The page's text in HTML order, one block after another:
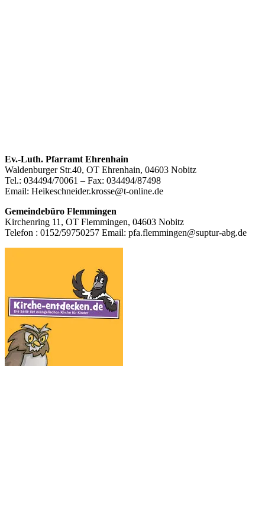
Footer
Inhalt
Ev.-Luth. Pfarramt Ehrenhain
Waldenburger Str.40, OT Ehrenhain, 04603 Nobitz
Tel.: 034494/70061 – Fax: 034494/87498
Email: Heikeschneider.krosse@t-online.de
Gemeindebüro Flemmingen
Kirchenring 11, OT Flemmingen, 04603 Nobitz
Telefon : 0152/59750257 Email: pfa.flemmingen@suptur-abg.de